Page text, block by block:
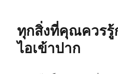
ทุกสิ่งที่คุณควรรู้
ไอเข้าปาก